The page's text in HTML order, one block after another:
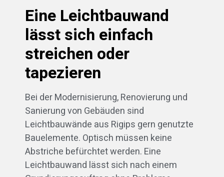
Eine Leichtbauwand
lässt sich einfach
streichen oder
tapezieren
Bei der Modernisierung, Renovierung und
Sanierung von Gebäuden sind
Leichtbauwände aus Rigips gern genutzte
Bauelemente. Optisch müssen keine
Abstriche befürchtet werden. Eine
Leichtbauwand lässt sich nach einem